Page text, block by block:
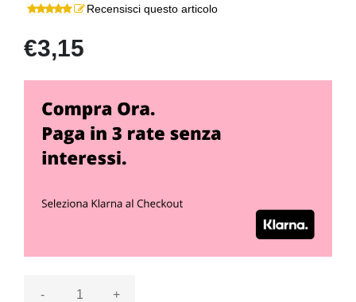
Recensisci questo articolo
€3,15
- +